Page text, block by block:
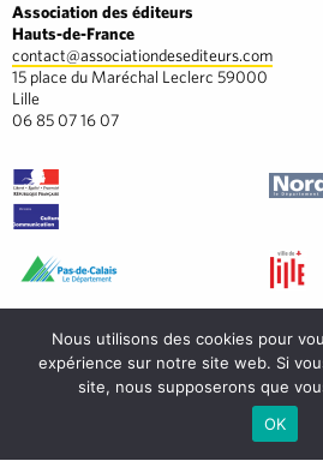
Association des éditeurs
Hauts-de-France
contact@associationdesediteurs.com
15 place du Maréchal Leclerc 59000
Lille
06 85 07 16 07
Nous utilisons des cookies pour
expérience sur notre site web. Si
site, nous supposerons que
OK